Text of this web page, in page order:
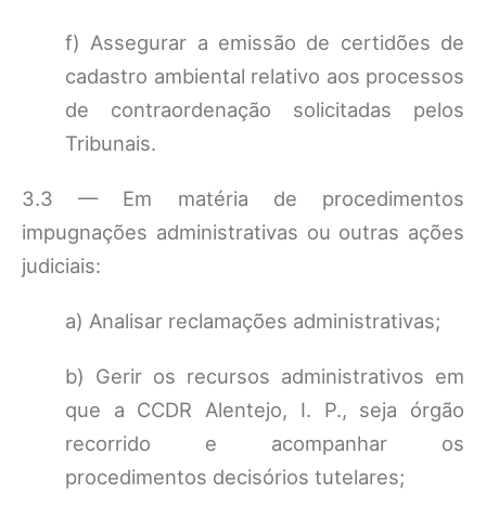
f) Assegurar a emissão de certidões de
cadastro ambiental relativo aos processos
de contraordenação solicitadas pelos
Tribunais.
3.3 — Em matéria de procedimentos
impugnações administrativas ou outras ações
judiciais:
a) Analisar reclamações administrativas;
b) Gerir os recursos administrativos em
que a CCDR Alentejo, I. P., seja órgão
recorrido e acompanhar os
procedimentos decisórios tutelares;